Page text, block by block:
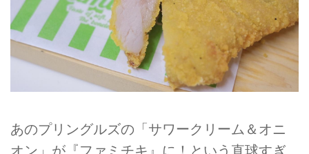
あのプリングルズの「サワークリーム＆オニ
オン」が『ファミチキ』に！という直球すぎ